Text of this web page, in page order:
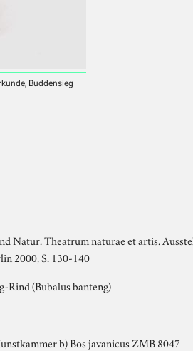
Buddensieg
Natur. Theatrum naturae et artis.
2000, S. 130-140
Rind (Bubalus banteng)
b) Bos javanicus ZMB 8047